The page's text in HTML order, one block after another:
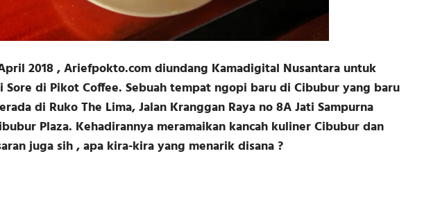
2018 , Ariefpokto.com diundang Kamadigital Nusantara untuk
di Pikot Coffee. Sebuah tempat ngopi baru di Cibubur yang baru
di Ruko The Lima, Jalan Kranggan Raya no 8A Jati Sampurna
Plaza. Kehadirannya meramaikan kancah kuliner Cibubur dan
juga sih , apa kira-kira yang menarik disana ?